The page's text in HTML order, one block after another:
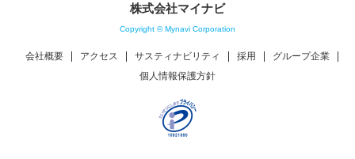
株式会社マイナビ
Copyright © Mynavi Corporation
会社概要 アクセス サスティナビリティ 採用
グループ企業
個人情報保護方針